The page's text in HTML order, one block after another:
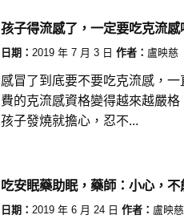
孩子得流感了，一定要吃克流感
日期： 2019 年 7 月 3 日 作者： 盧映慈
感冒了到底要不要吃克流感，
費的克流感資格變得越來越嚴格
孩子發燒就擔心，忍不...
吃安眠藥助眠，藥師：小心，不
日期： 2019 年 6 月 24 日 作者： 盧映慈